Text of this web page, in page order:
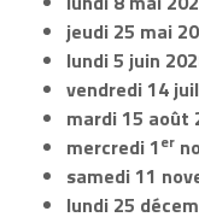
jeudi 25 mai
lundi 5 juin
vendredi 14
mardi 15 août
mercredi 1er
samedi 11
lundi 25